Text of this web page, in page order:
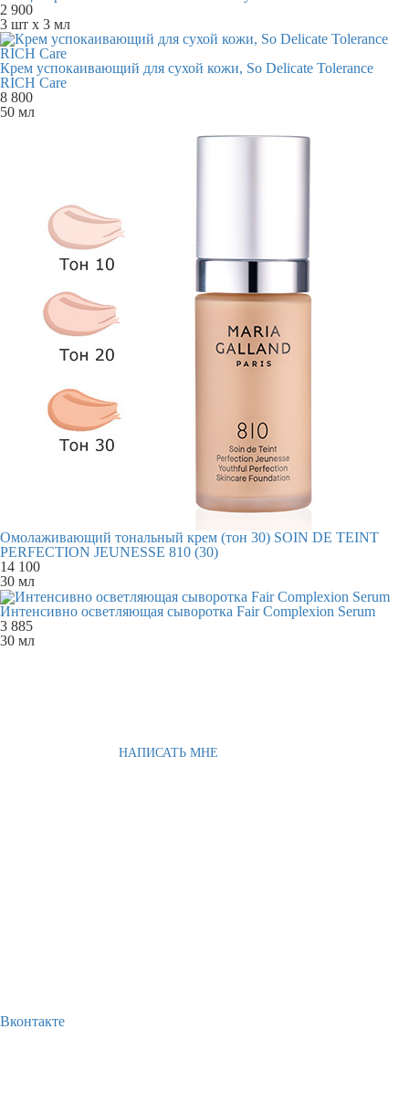
2 900
3 шт х 3 мл
Крем успокаивающий для сухой кожи, So Delicate Tolerance
RICH Care
8 800
50 мл
Омолаживающий тональный крем (тон 30) SOIN DE TEINT
PERFECTION JEUNESSE 810 (30)
14 100
30 мл
Интенсивно осветляющая сыворотка Fair Complexion Serum
3 885
30 мл
НАПИСАТЬ МНЕ
Вконтакте